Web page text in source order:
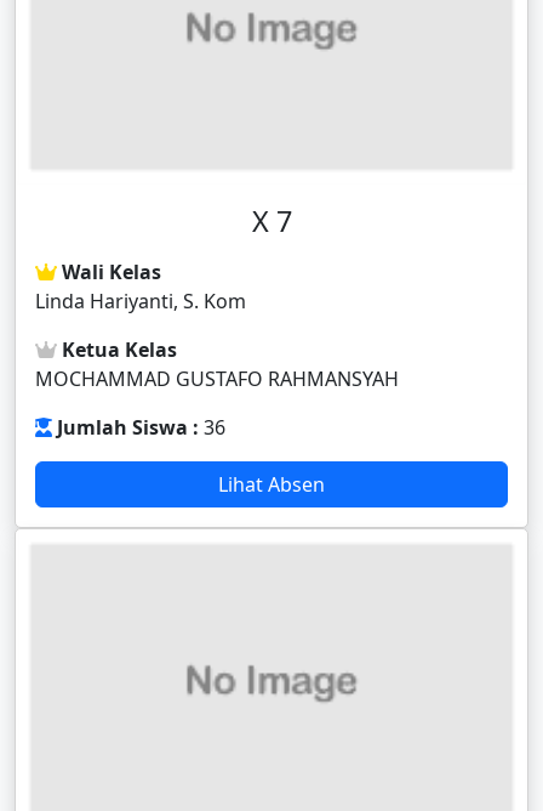
X 7
Wali Kelas
Linda Hariyanti, S. Kom
Ketua Kelas
MOCHAMMAD GUSTAFO RAHMANSYAH
Jumlah Siswa : 36
Lihat Absen